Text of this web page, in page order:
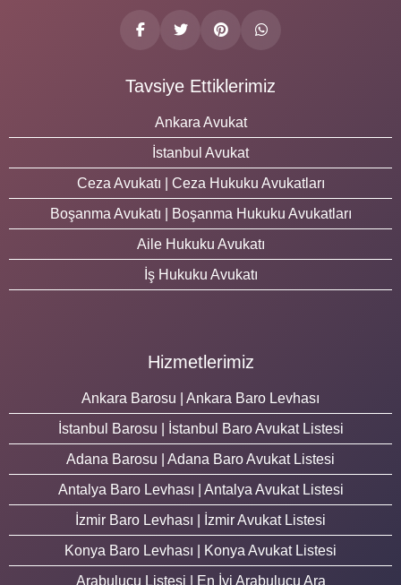
Tavsiye Ettiklerimiz
Ankara Avukat
İstanbul Avukat
Ceza Avukatı | Ceza Hukuku Avukatları
Boşanma Avukatı | Boşanma Hukuku Avukatları
Aile Hukuku Avukatı
İş Hukuku Avukatı
Hizmetlerimiz
Ankara Barosu | Ankara Baro Levhası
İstanbul Barosu | İstanbul Baro Avukat Listesi
Adana Barosu | Adana Baro Avukat Listesi
Antalya Baro Levhası | Antalya Avukat Listesi
İzmir Baro Levhası | İzmir Avukat Listesi
Konya Baro Levhası | Konya Avukat Listesi
Arabulucu Listesi | En İyi Arabulucu Ara